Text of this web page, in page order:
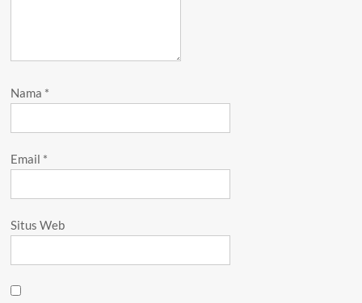
Nama *
Email *
Situs Web